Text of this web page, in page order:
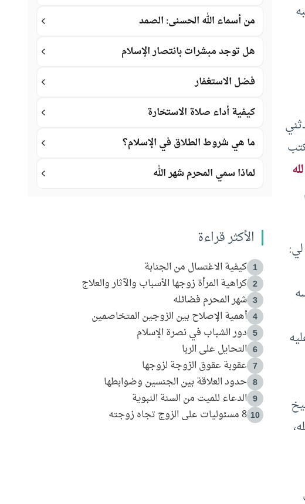
من أسماء الله الحسنى: الصمد
هل توجد مبشرات بانتصار الإسلام
فضل الاستغفار
كيفية أداء صلاة الاستخارة
ما هي شروط الطلاق في الإسلام؟
لماذا سمي المحرم شهر الله
الأكثر قراءة
1 كيفية الاغتسال من الجنابة
2 كراهية المرأة زوجها الأسباب والآثار والعلاج
3 شهر المحرم فضائله
4 أهمية الإصلاح بين الزوجين المتخاصمين
5 دور الشباب في نصرة الإسلام
6 التحايل على الربا
7 عقوبة عقوق الزوجة لزوجها
8 حدود العلاقة بين الجنسين وضوابطها
9 الدعاء للميت من السنة النبوية
10 8 مسئوليات على الزوج تجاه زوجته